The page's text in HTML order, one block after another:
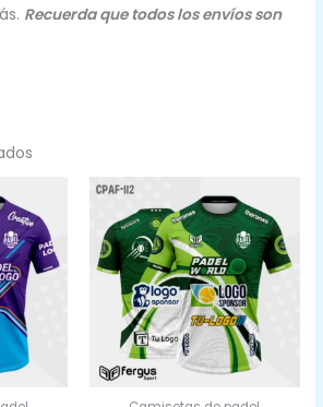
Recuerda que todos los envíos son